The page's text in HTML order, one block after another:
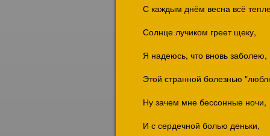
С каждым днём весна всё
Солнце лучиком греет щеку,
Я надеюсь, что вновь заболею,
Этой странной болезнью
Ну зачем мне бессонные ночи,
И с сердечной болью деньки,